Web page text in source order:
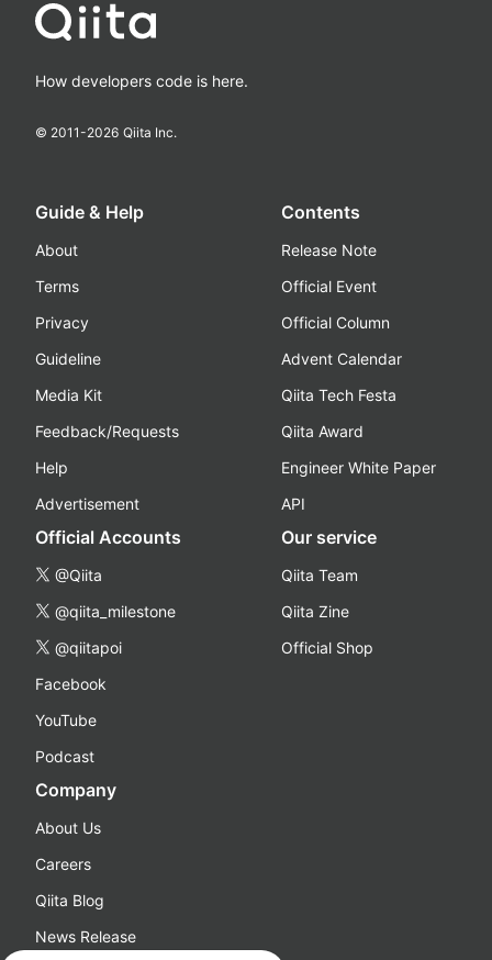
How developers code is here.
© 2011-2026 Qiita Inc.
Guide & Help
About
Terms
Privacy
Guideline
Media Kit
Feedback/Requests
Help
Advertisement
Contents
Release Note
Official Event
Official Column
Advent Calendar
Qiita Tech Festa
Qiita Award
Engineer White Paper
API
Official Accounts
@Qiita
@qiita_milestone
@qiitapoi
Facebook
YouTube
Podcast
Our service
Qiita Team
Qiita Zine
Official Shop
Company
About Us
Careers
Qiita Blog
News Release